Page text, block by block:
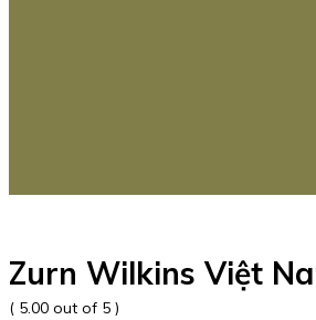
Zurn Wilkins Việt
( 5.00 out of 5 )